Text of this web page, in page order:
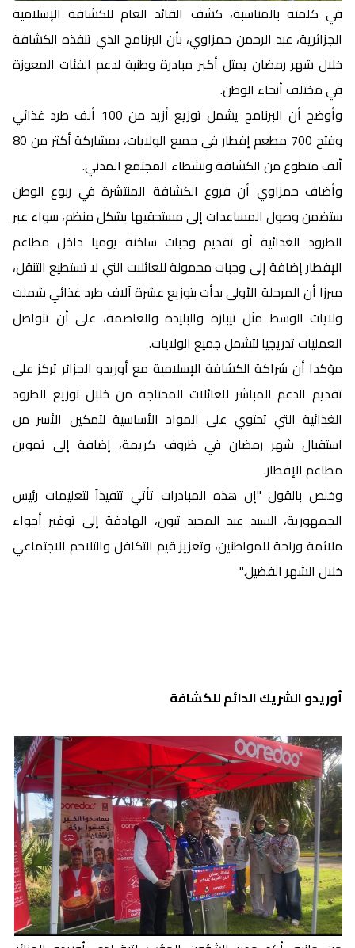
في كلمته بالمناسبة، كشف القائد العام للكشافة الإسلامية
الجزائرية، عبد الرحمن حمزاوي، بأن البرنامج الذي تنفذه الكشافة
خلال شهر رمضان يمثل أكبر مبادرة وطنية لدعم الفئات المعوزة
في مختلف أنحاء الوطن.
وأوضح أن البرنامج يشمل توزيع أزيد من 100 ألف طرد غذائي
وفتح 700 مطعم إفطار في جميع الولايات، بمشاركة أكثر من 80
ألف متطوع من الكشافة ونشطاء المجتمع المدني.
وأضاف حمزاوي أن فروع الكشافة المنتشرة في ربوع الوطن
ستضمن وصول المساعدات إلى مستحقيها بشكل منظم، سواء عبر
الطرود الغذائية أو تقديم وجبات ساخنة يوميا داخل مطاعم
الإفطار إضافة إلى وجبات محمولة للعائلات التي لا تستطيع التنقل،
مبرزا أن المرحلة الأولى بدأت بتوزيع عشرة آلاف طرد غذائي شملت
ولايات الوسط مثل تيبازة والبليدة والعاصمة، على أن تتواصل
العمليات تدريجيا لتشمل جميع الولايات.
مؤكدا أن شراكة الكشافة الإسلامية مع أوريدو الجزائر تركز على
تقديم الدعم المباشر للعائلات المحتاجة من خلال توزيع الطرود
الغذائية التي تحتوي على المواد الأساسية لتمكين الأسر من
استقبال شهر رمضان في ظروف كريمة، إضافة إلى تموين
مطاعم الإفطار.
وخلص بالقول "إن هذه المبادرات تأتي تتفيذاً لتعليمات رئيس
الجمهورية، السيد عبد المجيد تبون، الهادفة إلى توفير أجواء
ملائمة وراحة للمواطنين، وتعزيز قيم التكافل والتلاحم الاجتماعي
خلال الشهر الفضيل."
أوريدو الشريك الدائم للكشافة